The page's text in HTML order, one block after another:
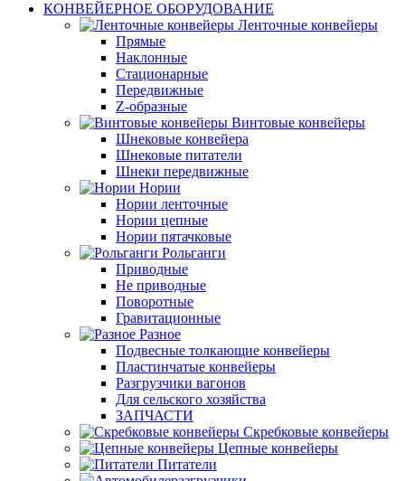
КОНВЕЙЕРНОЕ ОБОРУДОВАНИЕ
Ленточные конвейеры
Прямые
Наклонные
Стационарные
Передвижные
Z-образные
Винтовые конвейеры
Шнековые конвейера
Шнековые питатели
Шнеки передвижные
Нории
Нории ленточные
Нории цепные
Нории пятачковые
Рольганги
Приводные
Не приводные
Поворотные
Гравитационные
Разное
Подвесные толкающие конвейеры
Пластинчатые конвейеры
Разгрузчики вагонов
Для сельского хозяйства
ЗАПЧАСТИ
Скребковые конвейеры
Цепные конвейеры
Питатели